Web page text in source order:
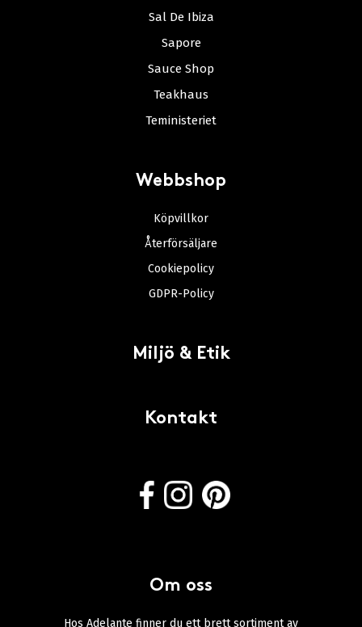
Sal De Ibiza
Sapore
Sauce Shop
Teakhaus
Teministeriet
Webbshop
Köpvillkor
Återförsäljare
Cookiepolicy
GDPR-Policy
Miljö & Etik
Kontakt
Om oss
Hos Adelante finner du ett brett sortiment av